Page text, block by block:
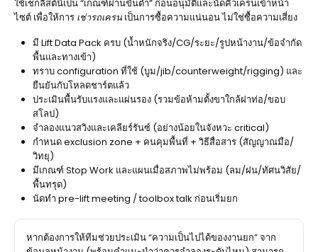
ใช้เช็กลิสต์นี้เป็น “เกณฑ์ผ่านขั้นต่ำ” ก่อนอนุมัติและนัดคิวเครนเข้าหน้า
ไซต์ เพื่อให้การ เช่ารถเครน เป็นการซื้อความแน่นอน ไม่ใช่ซื้อความเสี่ยง
มี Lift Data Pack ครบ (น้ำหนักจริง/CG/ระยะ/รูปหน้างาน/ข้อจำกัด
พื้นและทางเข้า)
ทราบ configuration ที่ใช้ (บูม/jib/counterweight/rigging) และ
ยืนยันกับโหลดชาร์ตแล้ว
ประเมินพื้นรับแรงและแผ่นรอง (รวมข้อห้ามตั้งขาใกล้ฝาท่อ/ขอบ
สโลป)
จำลองแนวสวิงและเคลียร์รันซ์ (อย่างน้อยในจังหวะ critical)
กำหนด exclusion zone + คนคุมพื้นที่ + วิธีสื่อสาร (สัญญาณมือ/
วิทยุ)
มีเกณฑ์ Stop Work และแผนเมื่อสภาพไม่พร้อม (ลม/ฝน/ทัศนวิสัย/
พื้นทรุด)
นัดทำ pre-lift meeting / toolbox talk ก่อนเริ่มยก
หากต้องการให้ทีมช่วยประเมิน “ความเป็นไปได้ของงานยก” จาก